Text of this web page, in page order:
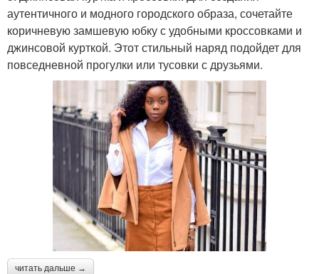
аутентичного и модного городского образа, сочетайте
коричневую замшевую юбку с удобными кроссовками и
джинсовой курткой. Этот стильный наряд подойдет для
повседневной прогулки или тусовки с друзьями.
читать дальше →